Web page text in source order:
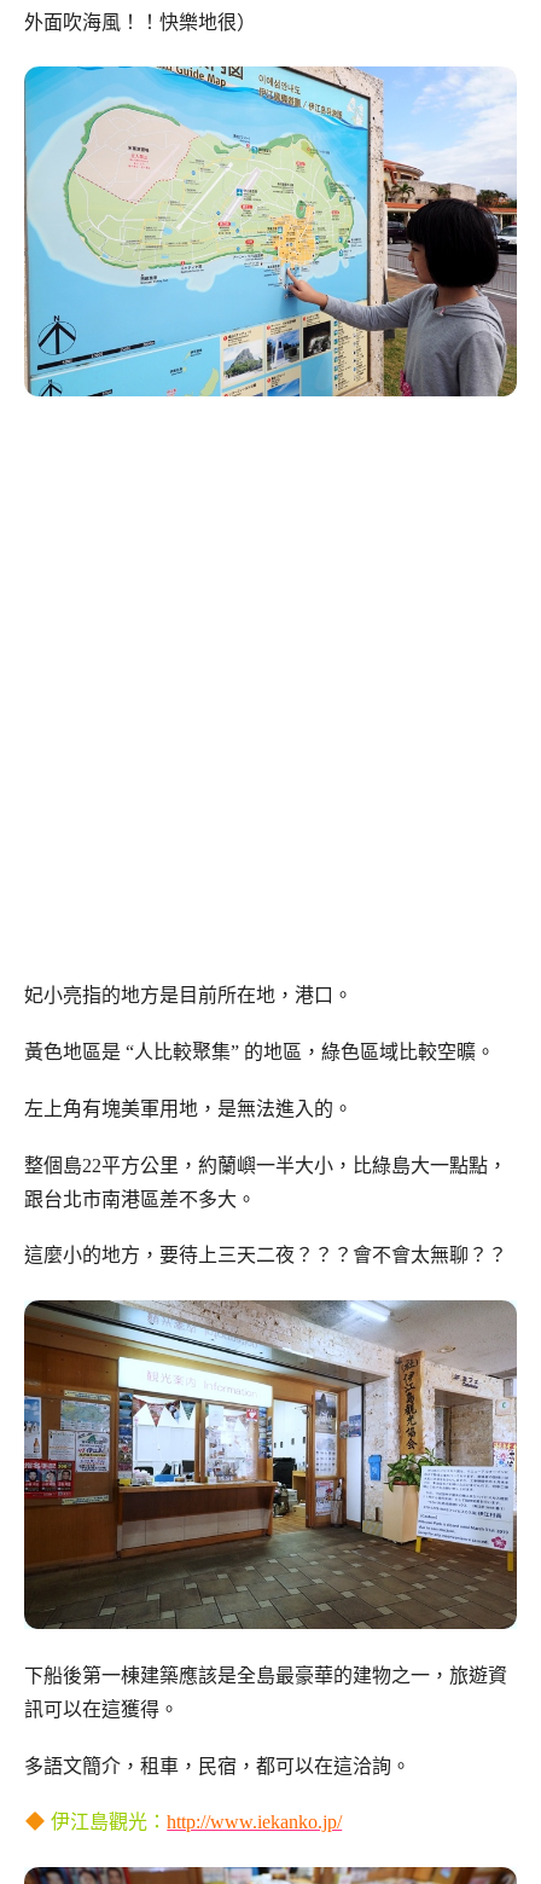
外面吹海風！！快樂地很）
妃小亮指的地方是目前所在地，港口。
黃色地區是 “人比較聚集” 的地區，綠色區域比較空曠。
左上角有塊美軍用地，是無法進入的。
整個島22平方公里，約蘭嶼一半大小，比綠島大一點點，
跟台北市南港區差不多大。
這麼小的地方，要待上三天二夜？？？會不會太無聊？？
下船後第一棟建築應該是全島最豪華的建物之一，旅遊資
訊可以在這獲得。
多語文簡介，租車，民宿，都可以在這洽詢。
伊江島觀光：http://www.iekanko.jp/